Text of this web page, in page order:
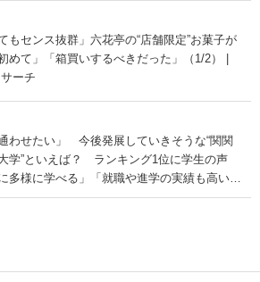
もセンス抜群」六花亭の“店舗限定”お菓子が
て」「箱買いするべきだった」（1/2） |
ーチ
わせたい」 今後発展していきそうな“関関
学”といえば？ ランキング1位に学生の声
多様に学べる」「就職や進学の実績も高い」
ーチ